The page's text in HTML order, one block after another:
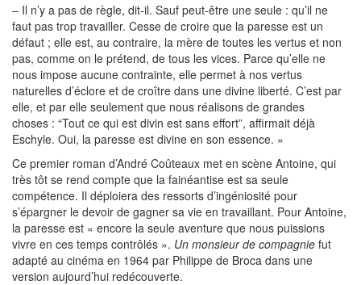
– Il n’y a pas de règle, dit-il. Sauf peut-être une seule : qu’il ne
faut pas trop travailler. Cesse de croire que la paresse est un
défaut ; elle est, au contraire, la mère de toutes les vertus et non
pas, comme on le prétend, de tous les vices. Parce qu’elle ne
nous impose aucune contrainte, elle permet à nos vertus
naturelles d’éclore et de croître dans une divine liberté. C’est par
elle, et par elle seulement que nous réalisons de grandes
choses : “Tout ce qui est divin est sans effort”, affirmait déjà
Eschyle. Oui, la paresse est divine en son essence. »
Ce premier roman d’André Coûteaux met en scène Antoine, qui
très tôt se rend compte que la fainéantise est sa seule
compétence. Il déploiera des ressorts d’ingéniosité pour
s’épargner le devoir de gagner sa vie en travaillant. Pour Antoine,
la paresse est « encore la seule aventure que nous puissions
vivre en ces temps contrôlés ». Un monsieur de compagnie fut
adapté au cinéma en 1964 par Philippe de Broca dans une
version aujourd’hui redécouverte.